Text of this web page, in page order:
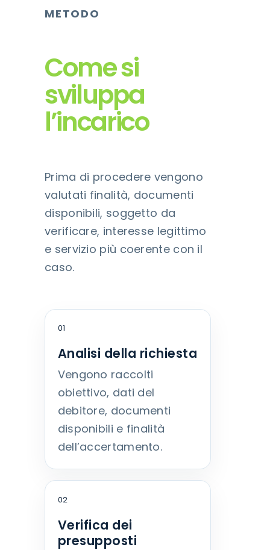
METODO
Come si
sviluppa
l’incarico
Prima di procedere vengono
valutati finalità, documenti
disponibili, soggetto da
verificare, interesse legittimo
e servizio più coerente con il
caso.
01
Analisi della richiesta
Vengono raccolti
obiettivo, dati del
debitore, documenti
disponibili e finalità
dell’accertamento.
02
Verifica dei
presupposti